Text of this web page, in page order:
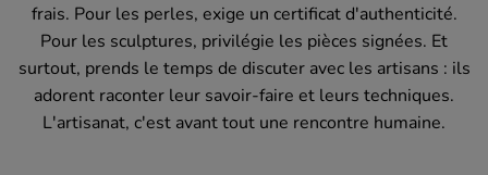
frais. Pour les perles, exige un certificat d'authenticité.
Pour les sculptures, privilégie les pièces signées. Et
surtout, prends le temps de discuter avec les artisans : ils
adorent raconter leur savoir-faire et leurs techniques.
L'artisanat, c'est avant tout une rencontre humaine.